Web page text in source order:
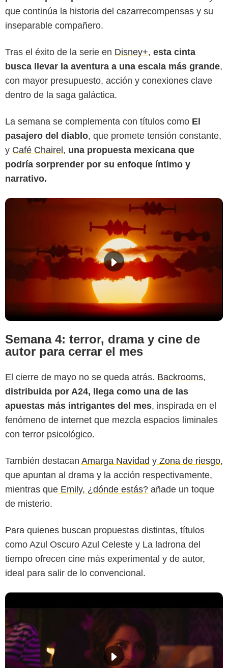
que continúa la historia del cazarrecompensas y su
inseparable compañero.
Tras el éxito de la serie en Disney+, esta cinta
busca llevar la aventura a una escala más grande,
con mayor presupuesto, acción y conexiones clave
dentro de la saga galáctica.
La semana se complementa con títulos como El
pasajero del diablo, que promete tensión constante,
y Café Chairel , una propuesta mexicana que
podría sorprender por su enfoque íntimo y
narrativo.
Semana 4: terror, drama y cine de
autor para cerrar el mes
El cierre de mayo no se queda atrás. Backrooms,
distribuida por A24, llega como una de las
apuestas más intrigantes del mes, inspirada en el
fenómeno de internet que mezcla espacios liminales
con terror psicológico.
También destacan Amarga Navidad y Zona de riesgo,
que apuntan al drama y la acción respectivamente,
mientras que Emily, ¿dónde estás? añade un toque
de misterio.
Para quienes buscan propuestas distintas, títulos
como Azul Oscuro Azul Celeste y La ladrona del
tiempo ofrecen cine más experimental y de autor,
ideal para salir de lo convencional.